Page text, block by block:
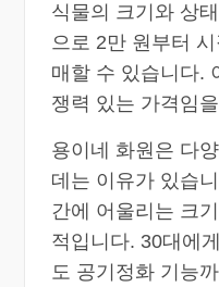
식물의 크기와 상
으로 2만 원부터
매할 수 있습니다.
쟁력 있는 가격임
용이네 화원은 다
데는 이유가 있습
간에 어울리는 크
적입니다. 30대에
도 공기정화 기능